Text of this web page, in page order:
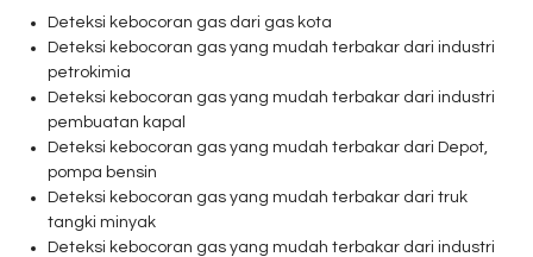
Deteksi kebocoran gas dari gas kota
Deteksi kebocoran gas yang mudah terbakar dari industri
petrokimia
Deteksi kebocoran gas yang mudah terbakar dari industri
pembuatan kapal
Deteksi kebocoran gas yang mudah terbakar dari Depot,
pompa bensin
Deteksi kebocoran gas yang mudah terbakar dari truk
tangki minyak
Deteksi kebocoran gas yang mudah terbakar dari industri